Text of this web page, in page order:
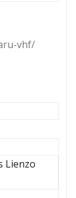
vhf/
Lienzo